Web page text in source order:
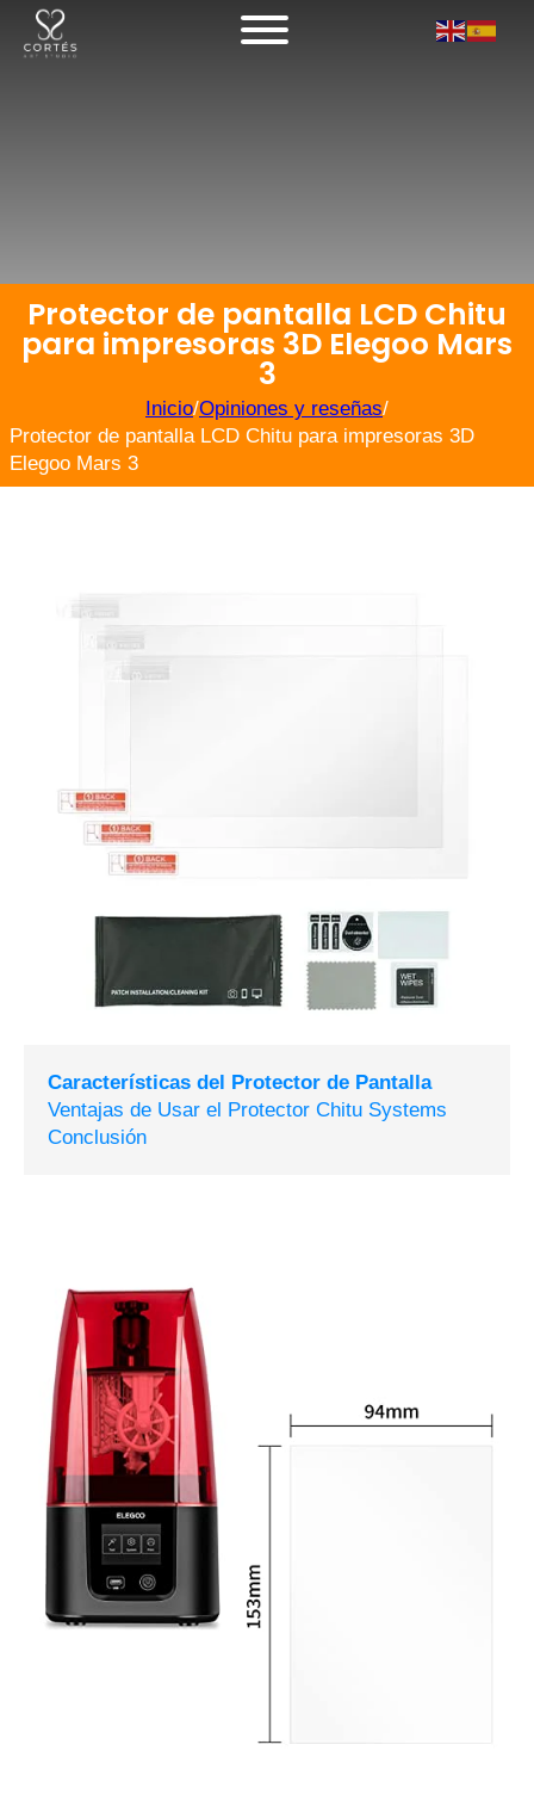
Protector de pantalla LCD Chitu
para impresoras 3D Elegoo Mars
3
Inicio/Opiniones y reseñas/
Protector de pantalla LCD Chitu para impresoras 3D
Elegoo Mars 3
Características del Protector de Pantalla
Ventajas de Usar el Protector Chitu Systems
Conclusión